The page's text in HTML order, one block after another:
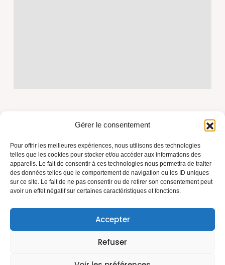
Gérer le consentement
Pour offrir les meilleures expériences, nous utilisons des technologies
telles que les cookies pour stocker et/ou accéder aux informations des
appareils. Le fait de consentir à ces technologies nous permettra de traiter
des données telles que le comportement de navigation ou les ID uniques
sur ce site. Le fait de ne pas consentir ou de retirer son consentement peut
avoir un effet négatif sur certaines caractéristiques et fonctions.
Accepter
Refuser
Azur Toiture Rénovation, fondée par Marius, artisan
couvreur depuis plus de 15 ans. Travaux de toiture,
isolation et rénovation sur la Côte d'Azur. Savoir-faire,